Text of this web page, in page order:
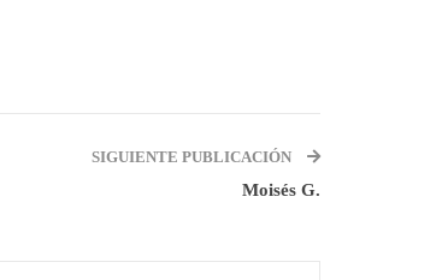
SIGUIENTE PUBLICACIÓN
Moisés G.